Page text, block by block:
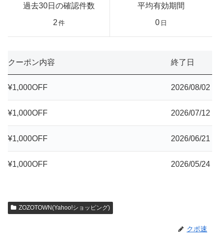
過去30日の確認件数
2 件
平均有効期間
0 日
クーポン内容 終了日
¥1,000OFF 2026/08/02
¥1,000OFF 2026/07/12
¥1,000OFF 2026/06/21
¥1,000OFF 2026/05/24
ZOZOTOWN(Yahoo!ショッピング)
クポ速